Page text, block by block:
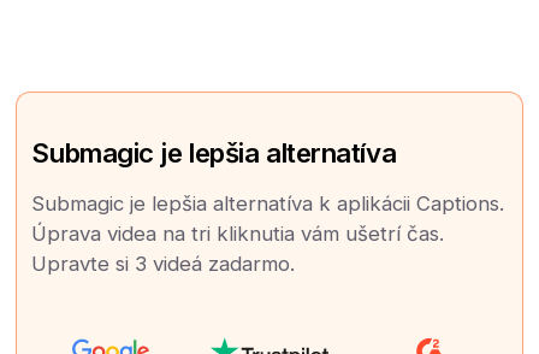
Submagic je lepšia alternatíva
Submagic je lepšia alternatíva k aplikácii Captions.
Úprava videa na tri kliknutia vám ušetrí čas.
Upravte si 3 videá zadarmo.